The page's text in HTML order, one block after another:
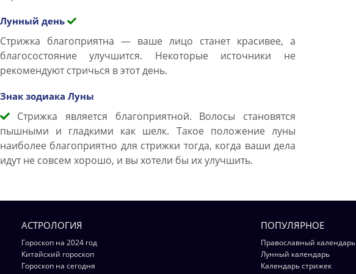
Лунный день
Стрижка благоприятна — ваше лицо станет красивее, а
благосостояние улучшится. Некоторые источники не
рекомендуют стричься в этот день.
Знак зодиака Луны
Стрижка является благоприятной. Волосы становятся
пышными и гладкими как шелк. Такое положение луны
наиболее благоприятно для стрижки тогда, когда ваши дела
идут не совсем хорошо, и вы хотели бы их улучшить.
АСТРОЛОГИЯ
Гороскоп на 2024 год
Китайский гороскоп
Гороскоп на сегодня
ПОПУЛЯРНОЕ
Православный календарь
Лунный календарь
Календарь стрижек